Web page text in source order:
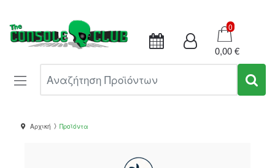
Καλάθι
0
0,00 €
Αρχική Προϊόντα